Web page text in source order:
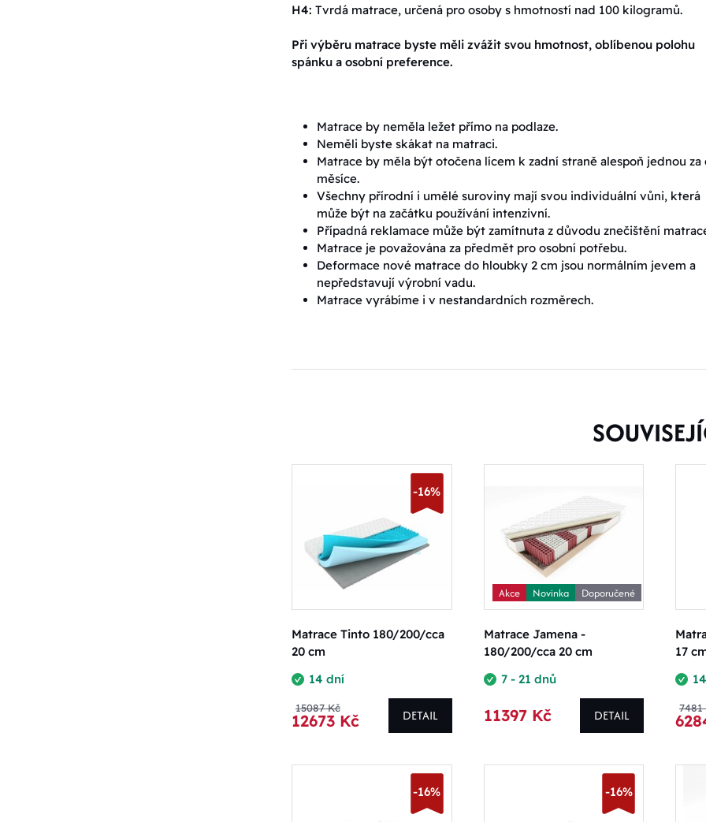
H4: Tvrdá matrace, určená pro osoby s hmotností nad 100 kilogramů.
Při výběru matrace byste měli zvážit svou hmotnost, oblíbenou polohu
spánku a osobní preference.
Matrace by neměla ležet přímo na podlaze.
Neměli byste skákat na matraci.
Matrace by měla být otočena lícem k zadní straně alespoň jednou za
měsíce.
Všechny přírodní i umělé suroviny mají svou individuální vůni, která
může být na začátku používání intenzivní.
Případná reklamace může být zamítnuta z důvodu znečištění
Matrace je považována za předmět pro osobní potřebu.
Deformace nové matrace do hloubky 2 cm jsou normálním jevem a
nepředstavují výrobní vadu.
Matrace vyrábíme i v nestandardních rozměrech.
-16%
Matrace Tinto 180/200/cca
20 cm
14 dní
15087 Kč
12673 Kč DETAIL
Akce Novinka Doporučené
Matrace Jamena -
180/200/cca 20 cm
7 - 21 dnů
11397 Kč DETAIL
17
7481
-16% -16%